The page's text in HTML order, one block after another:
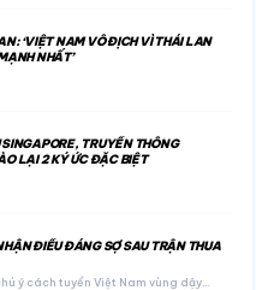
‘VIỆT NAM VÔ ĐỊCH VÌ THÁI LAN
NHẤT’
TRUYỀN THÔNG
LẠI 2 KÝ ỨC ĐẶC BIỆT
ĐIỀU ĐÁNG SỢ SAU TRẬN THUA
ý cách tuyển Việt Nam vùng dậy…